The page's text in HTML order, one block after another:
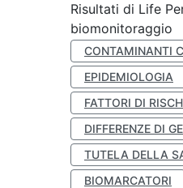
Risultati di Life
biomonitoraggio
CONTAMINANTI
EPIDEMIOLOGIA
FATTORI DI
DIFFERENZE DI
TUTELA DELLA
BIOMARCATORI